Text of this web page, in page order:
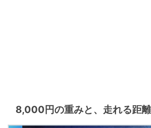
8,000円の重みと、走れる距